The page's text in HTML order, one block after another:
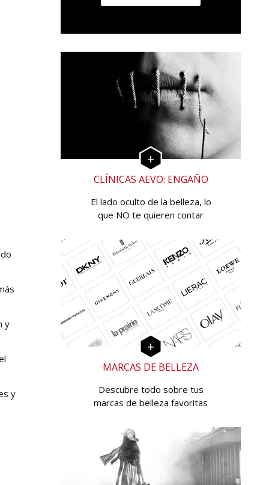
y
y
CLÍNICAS AEVO: ENGAÑO
El lado oculto de la belleza, lo
que NO te quieren contar
MARCAS DE BELLEZA
Descubre todo sobre tus
marcas de belleza favoritas